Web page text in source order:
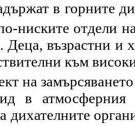
в горните
ниските отдели
Деца, възрастни и
към
на
в атмосферния
дихателните